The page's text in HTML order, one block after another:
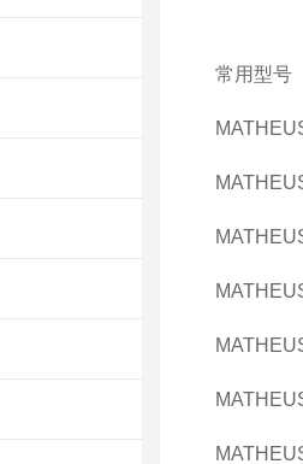
常用型号